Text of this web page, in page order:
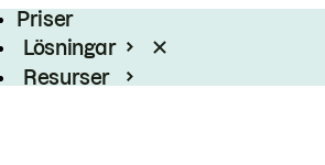
Priser
Lösningar
Resurser